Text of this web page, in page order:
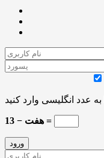
13 − هفت =